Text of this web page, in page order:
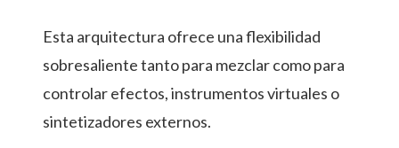
Esta arquitectura ofrece una flexibilidad
sobresaliente tanto para mezclar como para
controlar efectos, instrumentos virtuales o
sintetizadores externos.